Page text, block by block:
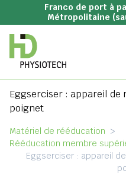
Franco de port à
Métropolitaine
Eggserciser : appareil de
poignet
Matériel de rééducation >
Rééducation membre
Eggserciser : appareil